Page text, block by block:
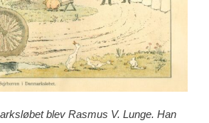
blev Rasmus V. Lunge. Han